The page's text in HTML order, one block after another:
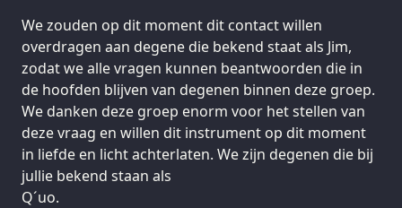
We zouden op dit moment dit contact willen
overdragen aan degene die bekend staat als Jim,
zodat we alle vragen kunnen beantwoorden die in
de hoofden blijven van degenen binnen deze groep.
We danken deze groep enorm voor het stellen van
deze vraag en willen dit instrument op dit moment
in liefde en licht achterlaten. We zijn degenen die bij
jullie bekend staan als
Q´uo.